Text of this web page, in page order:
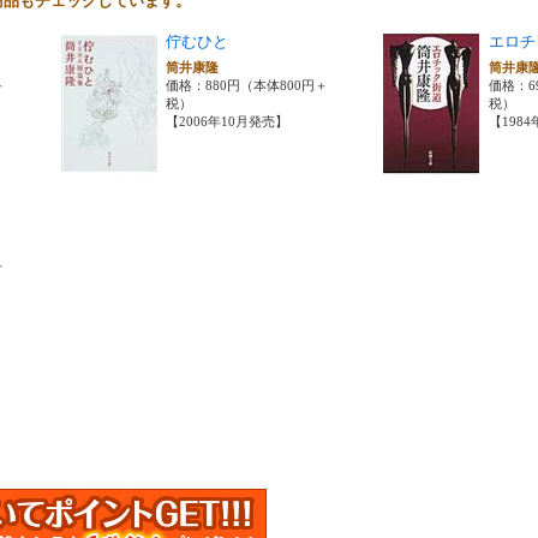
佇むひと
筒井康隆
価格：880円（本体800円＋
税）
【2006年10月発売】
エロ
筒井
価格：
税）
【1984